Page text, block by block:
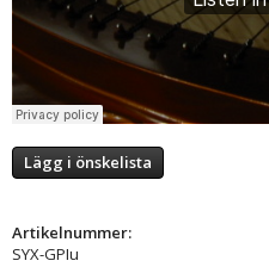
Lägg i önskelista
Artikelnummer:
SYX-GPIu